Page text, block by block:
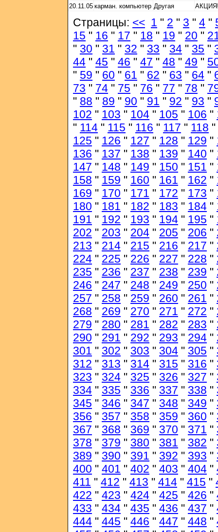
20.11.05 карман. компьютер Другая
Страницы: << 1 " 2 " 3 " 4 "
15 " 16 " 17 " 18 " 19 " 20 "
" 30 " 31 " 32 " 33 " 34 " 35 "
44 " 45 " 46 " 47 " 48 " 49 "
" 59 " 60 " 61 " 62 " 63 " 64 "
73 " 74 " 75 " 76 " 77 " 78 "
" 88 " 89 " 90 " 91 " 92 " 93 "
102 " 103 " 104 " 105 " 106 "
" 114 " 115 " 116 " 117 " 118 "
125 " 126 " 127 " 128 " 129 "
136 " 137 " 138 " 139 " 140 "
147 " 148 " 149 " 150 " 151 "
158 " 159 " 160 " 161 " 162 "
169 " 170 " 171 " 172 " 173 "
180 " 181 " 182 " 183 " 184 "
191 " 192 " 193 " 194 " 195 "
202 " 203 " 204 " 205 " 206 "
213 " 214 " 215 " 216 " 217 "
224 " 225 " 226 " 227 " 228 "
235 " 236 " 237 " 238 " 239 "
246 " 247 " 248 " 249 " 250 "
257 " 258 " 259 " 260 " 261 "
268 " 269 " 270 " 271 " 272 "
279 " 280 " 281 " 282 " 283 "
290 " 291 " 292 " 293 " 294 "
301 " 302 " 303 " 304 " 305 "
312 " 313 " 314 " 315 " 316 "
323 " 324 " 325 " 326 " 327 "
334 " 335 " 336 " 337 " 338 "
345 " 346 " 347 " 348 " 349 "
356 " 357 " 358 " 359 " 360 "
367 " 368 " 369 " 370 " 371 "
378 " 379 " 380 " 381 " 382 "
389 " 390 " 391 " 392 " 393 "
400 " 401 " 402 " 403 " 404 "
411 " 412 " 413 " 414 " 415 "
422 " 423 " 424 " 425 " 426 "
433 " 434 " 435 " 436 " 437 "
444 " 445 " 446 " 447 " 448 "